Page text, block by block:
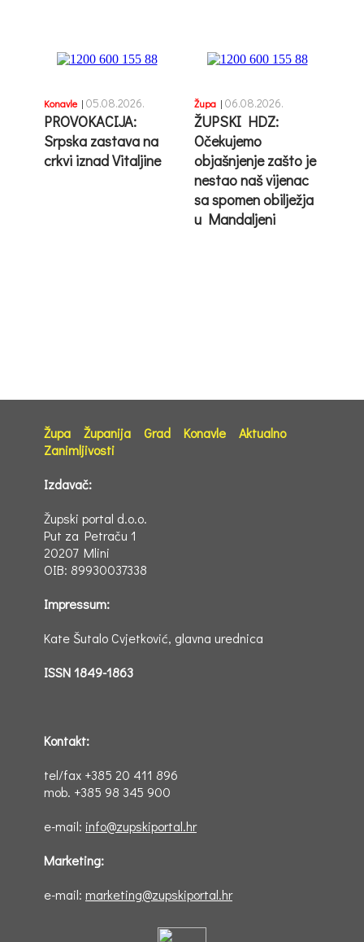
Konavle | 05.08.2026.
PROVOKACIJA:
Srpska zastava na
crkvi iznad Vitaljine
Župa | 06.08.2026.
ŽUPSKI HDZ:
Očekujemo
objašnjenje zašto je
nestao naš vijenac
sa spomen obilježja
u Mandaljeni
Župa Županija Grad Konavle
Aktualno
Zanimljivosti
Izdavač:
Župski portal d.o.o.
Put za Petraču 1
20207 Mlini
OIB: 89930037338
Impressum:
Kate Šutalo Cvjetković, glavna urednica
ISSN 1849-1863
Kontakt:
tel/fax +385 20 411 896
mob. +385 98 345 900
e-mail: info@zupskiportal.hr
Marketing:
e-mail: marketing@zupskiportal.hr